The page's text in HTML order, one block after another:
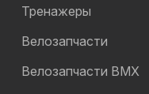
Тренажеры
Велозапчасти
Велозапчасти BMX